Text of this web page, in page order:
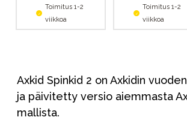
Toimitus 1-2
viikkoa
Toimitus 1-2
viikkoa
Axkid Spinkid 2 on Axkidin
ja päivitetty versio aiemmasta
mallista.